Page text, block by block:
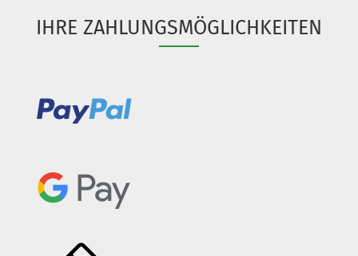
IHRE ZAHLUNGSMÖGLICHKEITEN